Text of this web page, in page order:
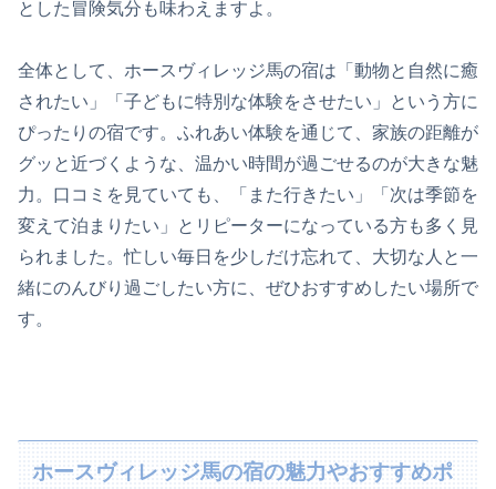
とした冒険気分も味わえますよ。
全体として、ホースヴィレッジ馬の宿は「動物と自然に癒
されたい」「子どもに特別な体験をさせたい」という方に
ぴったりの宿です。ふれあい体験を通じて、家族の距離が
グッと近づくような、温かい時間が過ごせるのが大きな魅
力。口コミを見ていても、「また行きたい」「次は季節を
変えて泊まりたい」とリピーターになっている方も多く見
られました。忙しい毎日を少しだけ忘れて、大切な人と一
緒にのんびり過ごしたい方に、ぜひおすすめしたい場所で
す。
ホースヴィレッジ馬の宿の魅力やおすすめポ